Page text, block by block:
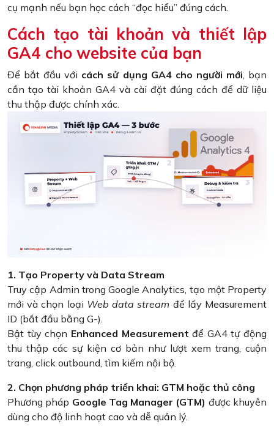
cụ mạnh nếu bạn học cách “đọc hiểu” đúng cách.
Cách tạo tài khoản và thiết lập
GA4 cho website của bạn
Để bắt đầu với cách sử dụng GA4 cho người mới, bạn
cần tạo tài khoản GA4 và cài đặt đúng cách để dữ liệu
thu thập được chính xác.
1. Tạo Property và Data Stream
Truy cập Admin trong Google Analytics, tạo một Property
mới và chọn loại Web data stream để lấy Measurement
ID (bắt đầu bằng G-).
Bật tùy chọn Enhanced Measurement để GA4 tự động
thu thập các sự kiện cơ bản như lượt xem trang, cuộn
trang, click outbound, tìm kiếm nội bộ.
2. Chọn phương pháp triển khai: GTM hoặc thủ công
Phương pháp Google Tag Manager (GTM) được khuyên
dùng cho độ linh hoạt cao và dễ quản lý.